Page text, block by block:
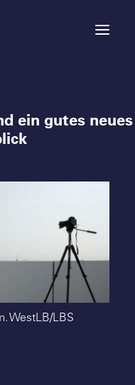
ein gutes neues
WestLB/LBS